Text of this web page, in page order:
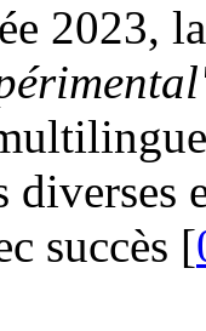
2023,
diverses
succès [